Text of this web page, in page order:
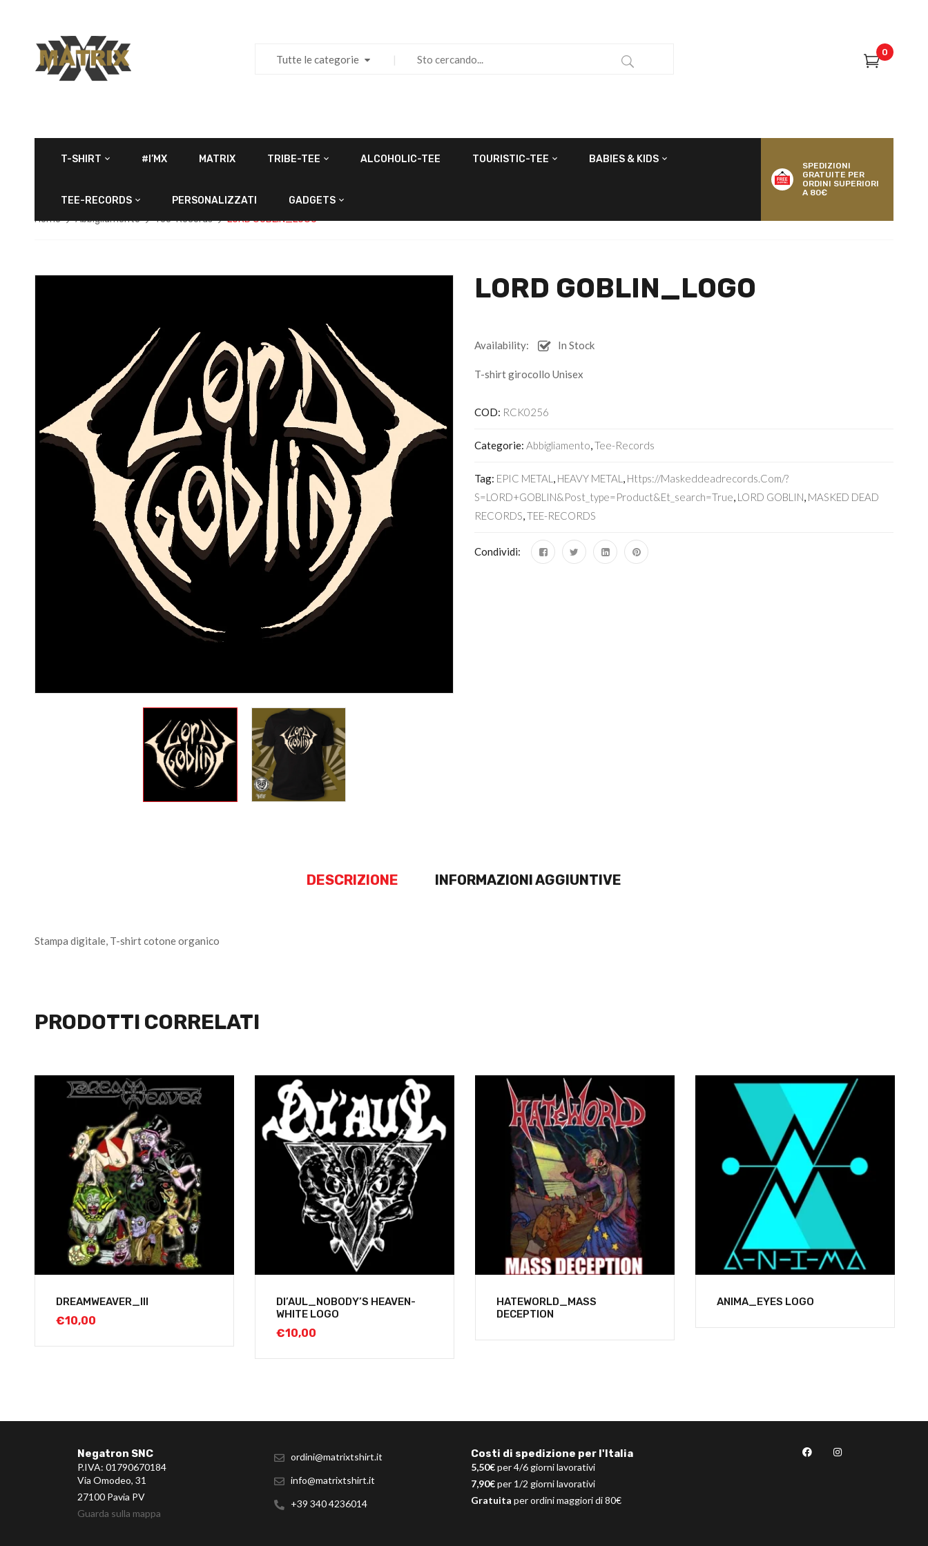
Tutte le categorie
0
T-SHIRT #I’MX MATRIX TRIBE-TEE ALCOHOLIC-TEE TOURISTIC-TEE BABIES & KIDS
TEE-RECORDS PERSONALIZZATI GADGETS
SPEDIZIONI
GRATUITE PER
ORDINI SUPERIORI
A 80€
Home Abbigliamento Tee-Records LORD GOBLIN_LOGO
LORD GOBLIN_LOGO
Availability: In Stock
T-shirt girocollo Unisex
COD: RCK0256
Categorie: Abbigliamento,Tee-Records
Tag: EPIC METAL , HEAVY METAL , Https://maskeddeadrecords.com/?
S=LORD+GOBLIN&post_type=product&et_search=true, LORD GOBLIN, MASKED DEAD
RECORDS,TEE-RECORDS
Condividi:
DESCRIZIONE INFORMAZIONI AGGIUNTIVE
Stampa digitale, T-shirt cotone organico
PRODOTTI CORRELATI
DREAMWEAVER_III
€10,00
DI’AUL_NOBODY’S HEAVEN-
WHITE LOGO
€10,00
HATEWORLD_MASS
DECEPTION
ANIMA_EYES LOGO
Negatron SNC
P.IVA: 01790670184
Via Omodeo, 31
27100 Pavia PV
Guarda sulla mappa
ordini@matrixtshirt.it
info@matrixtshirt.it
+39 340 4236014
Costi di spedizione per l'Italia
5,50€per 4/6 giorni lavorativi
7,90€per 1/2 giorni lavorativi
Gratuita per ordini maggiori di 80€